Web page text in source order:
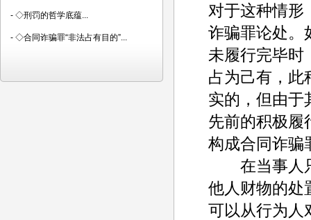
对于这种情形
诈骗罪论处。
未履行完毕时
占为己有，此
实的，但由于
先前的积极履
构成合同诈骗
在当事人只
他人财物的处
可以从行为人
- ◇刑罚的哲学底蕴...
- ◇合同诈骗罪“非法占有目的”...